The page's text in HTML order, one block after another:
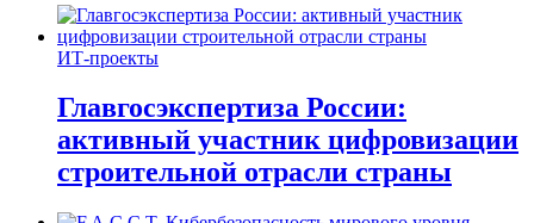
ИТ-проекты
Главгосэкспертиза России:
активный участник цифровизации
строительной отрасли страны